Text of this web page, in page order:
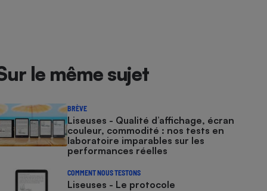
le même sujet
BRÈVE
Liseuses - Qualité d’affichage, écran
couleur, commodité : nos tests en
laboratoire imparables sur les
performances réelles
COMMENT NOUS TESTONS
Liseuses - Le protocole